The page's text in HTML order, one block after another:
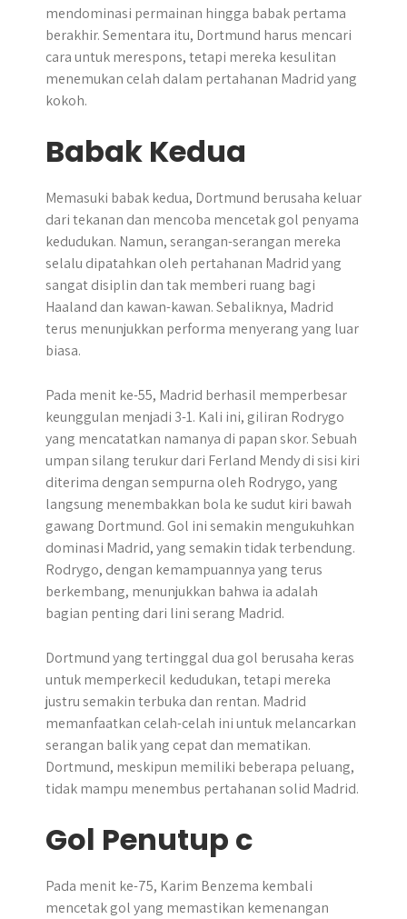
mendominasi permainan hingga babak pertama
berakhir. Sementara itu, Dortmund harus mencari
cara untuk merespons, tetapi mereka kesulitan
menemukan celah dalam pertahanan Madrid yang
kokoh.
Babak Kedua
Memasuki babak kedua, Dortmund berusaha keluar
dari tekanan dan mencoba mencetak gol penyama
kedudukan. Namun, serangan-serangan mereka
selalu dipatahkan oleh pertahanan Madrid yang
sangat disiplin dan tak memberi ruang bagi
Haaland dan kawan-kawan. Sebaliknya, Madrid
terus menunjukkan performa menyerang yang luar
biasa.
Pada menit ke-55, Madrid berhasil memperbesar
keunggulan menjadi 3-1. Kali ini, giliran Rodrygo
yang mencatatkan namanya di papan skor. Sebuah
umpan silang terukur dari Ferland Mendy di sisi kiri
diterima dengan sempurna oleh Rodrygo, yang
langsung menembakkan bola ke sudut kiri bawah
gawang Dortmund. Gol ini semakin mengukuhkan
dominasi Madrid, yang semakin tidak terbendung.
Rodrygo, dengan kemampuannya yang terus
berkembang, menunjukkan bahwa ia adalah
bagian penting dari lini serang Madrid.
Dortmund yang tertinggal dua gol berusaha keras
untuk memperkecil kedudukan, tetapi mereka
justru semakin terbuka dan rentan. Madrid
memanfaatkan celah-celah ini untuk melancarkan
serangan balik yang cepat dan mematikan.
Dortmund, meskipun memiliki beberapa peluang,
tidak mampu menembus pertahanan solid Madrid.
Gol Penutup c
Pada menit ke-75, Karim Benzema kembali
mencetak gol yang memastikan kemenangan